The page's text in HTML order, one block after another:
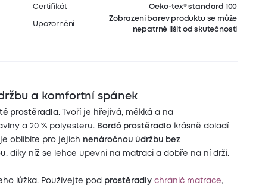
Certifikát
Oeko-tex® standard 100
Upozornění
Zobrazení barev produktu se může
nepatrně lišit od skutečnosti
a komfortní spánek
prostěradla. Tvoří je hřejivá, měkká a na
a 20 % polyesteru. Bordó prostěradlo krásně doladí
je oblíbíte pro jejich nenáročnou údržbu bez
, díky níž se lehce upevní na matraci a dobře na ní drží.
lůžka. Používejte pod prostěradly chránič matrace,